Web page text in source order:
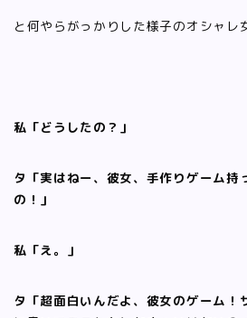
と何やらがっかりした様子のオシャレ
私「どうしたの？」
タ「実はねー、彼女、手作りゲーム持
の！」
私「え。」
タ「超面白いんだよ、彼女のゲーム！